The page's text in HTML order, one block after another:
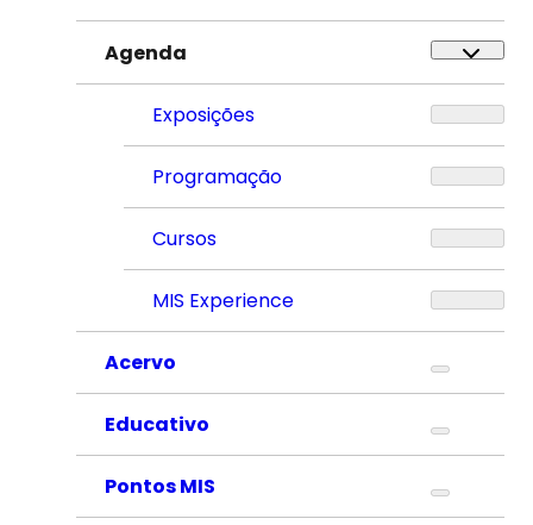
Agenda
Exposições
Programação
Cursos
MIS Experience
Acervo
Educativo
Pontos MIS